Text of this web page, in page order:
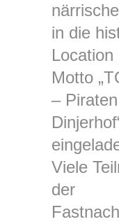
in die
Location
Motto
–
Viele
der